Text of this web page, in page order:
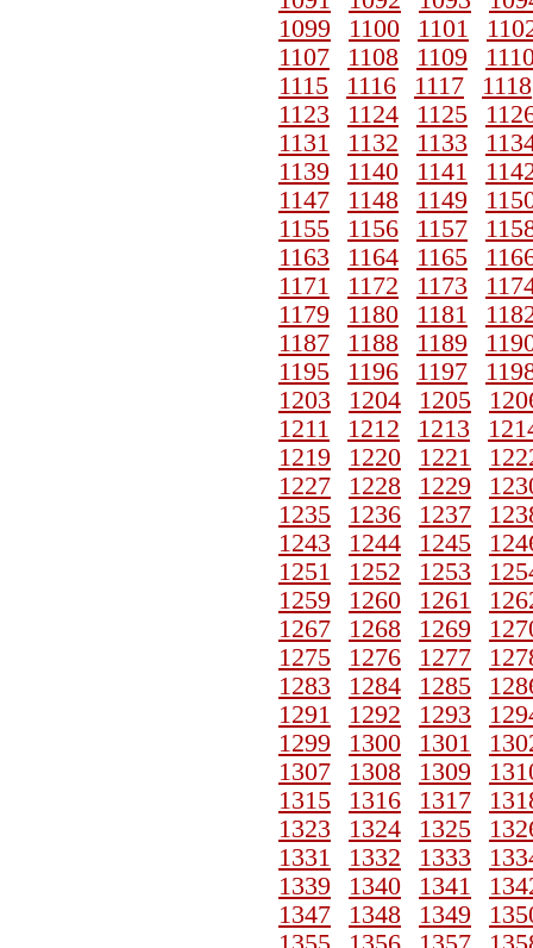
1099
1100 1101
1107
1108 1109
1115
1116 1117
1118
1123
1124 1125
1131
1132 1133
1139
1140 1141
1147
1148 1149
1155
1156 1157
1163
1164 1165
1171
1172 1173
1179
1180 1181
1187
1188 1189
1195
1196 1197
1203
1204 1205
1211
1212 1213
1219
1220 1221
1227
1228 1229
1235
1236 1237
1243
1244 1245
1251
1252 1253
1259
1260 1261
1267
1268 1269
1275
1276 1277
1283
1284 1285
1291
1292 1293
1299
1300 1301
1307
1308 1309
1315
1316 1317
1323
1324 1325
1331
1332 1333
1339
1340 1341
1347
1348 1349